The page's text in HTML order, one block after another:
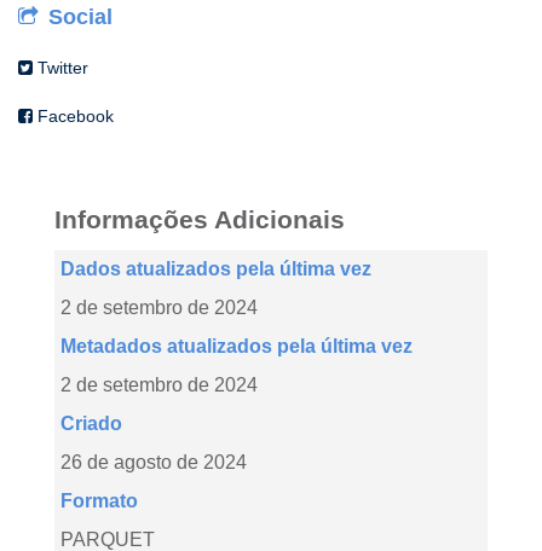
Social
Twitter
Facebook
Informações Adicionais
Dados atualizados pela última vez
2 de setembro de 2024
Metadados atualizados pela última vez
2 de setembro de 2024
Criado
26 de agosto de 2024
Formato
PARQUET